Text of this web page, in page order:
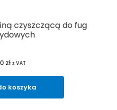
czyszczącą do fug
zł z VAT
koszyka